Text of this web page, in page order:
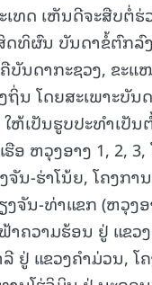
ເທດ ເຫັນດີຈະສືບຕໍ່
ດທິຜົນ ບັນດາຂໍ້ຕົກລົ
ບັນດາກະຊວງ, ຂະ
ນ ໂດຍສະເພາະບັນ
ຫ້ເປັນຮູບປະທໍາເປັນ
ອ ຫວຸງອາງ 1, 2, 3,
ຈັນ-ຮ່າໂນ້ຍ, ໂຄງກ
ງຈັນ-ທ່າແຂກ (ຫວຸງອ
າຄວາມຮ້ອນ ຢູ່ ແຂວ
ຢູ່ ແຂວງຄໍາມ່ວນ, ໂ